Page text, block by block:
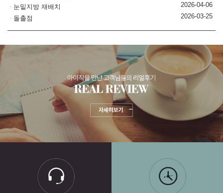
눈밑지방 재배치
2026-04-06
돌출점
2026-03-25